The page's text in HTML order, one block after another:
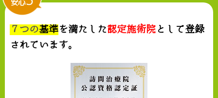
安心
７つの基準を満たした認定施術院 として登録
されています。